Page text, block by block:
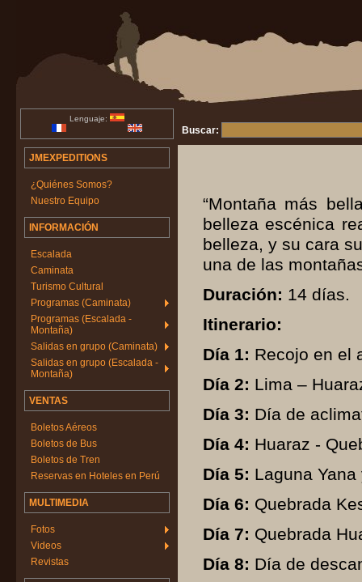
Lenguaje:
JMEXPEDITIONS
¿Quiénes Somos?
Nuestro Equipo
INFORMACIÓN
Escalada
Caminata
Turismo Cultural
Programas (Caminata)
Programas (Escalada -
Montaña)
Salidas en grupo (Caminata)
Salidas en grupo (Escalada -
Montaña)
VENTAS
Boletos Aéreos
Boletos de Bus
Boletos de Tren
Reservas en Hoteles en Perú
MULTIMEDIA
Fotos
Videos
Revistas
Buscar:
“Montaña más
belleza escénica
belleza, y su cara
una de las
Duración: 14 días.
Itinerario:
Día 1: Recojo en el
Día 2: Lima –
Día 3: Día de
Día 4: Huaraz -
Día 5: Laguna
Día 6: Quebrada
Día 7: Quebrada
Día 8: Día de